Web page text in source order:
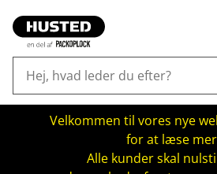
Velkommen til vores nye
for at læse
Alle kunder skal